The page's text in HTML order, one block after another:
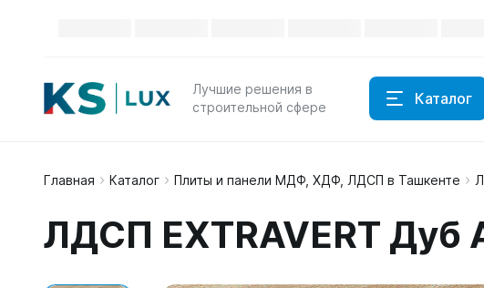
Лучшие решения в
строительной сфере
Каталог
Главная Каталог Плиты и панели МДФ, ХДФ, ЛДСП в Ташкенте
ЛДСП EXTRAVERT Дуб